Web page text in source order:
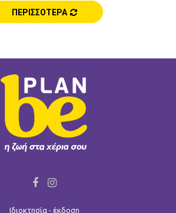
ΠΕΡΙΣΣΟΤΕΡΑ
F
I
Ιδιοκτησία - έκδοση